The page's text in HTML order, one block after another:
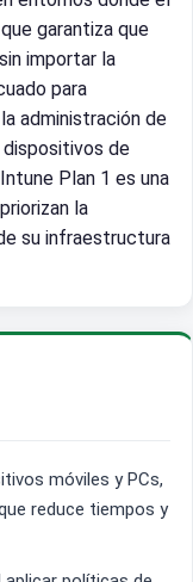
garantiza que
importar la
para
administración de
de
Plan 1 es una
la
su infraestructura
móviles y PCs,
reduce tiempos y